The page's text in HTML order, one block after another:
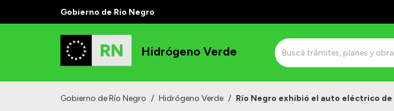
Gobierno de Río Negro
Hidrógeno Verde
Gobierno de Río Negro / Hidrógeno Verde / Río Negro exhibió el auto eléctrico